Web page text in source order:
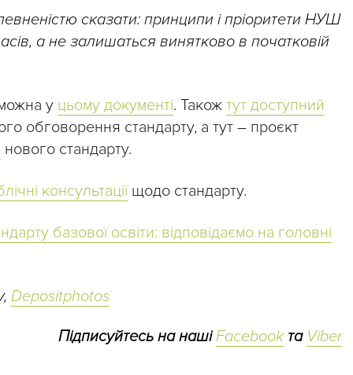
сказати: принципи і пріоритети НУШ
а не залишаться винятково в початковій
у цьому документі. Також тут доступний
обговорення стандарту, а тут – проєкт
нового стандарту.
консультаціїщодо стандарту.
базової освіти: відповідаємо на головні
Depositphotos
Підписуйтесь на нашіFacebookта Viber